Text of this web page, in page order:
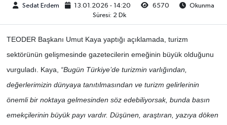
Sedat Erdem 13.01.2026 - 14:20 6570
Okunma
Süresi: 2 Dk
TEODER Başkanı Umut Kaya yaptığı açıklamada, turizm
sektörünün gelişmesinde gazetecilerin emeğinin büyük olduğunu
vurguladı. Kaya, “Bugün Türkiye’de turizmin varlığından,
değerlerimizin dünyaya tanıtılmasından ve turizm gelirlerinin
önemli bir noktaya gelmesinden söz edebiliyorsak, bunda basın
emekçilerinin büyük payı vardır. Düşünen, araştıran, yazıya döken